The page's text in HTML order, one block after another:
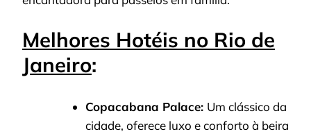
Melhores Hotéis no Rio de
Janeiro:
Copacabana Palace: Um clássico da
cidade, oferece luxo e conforto à beira